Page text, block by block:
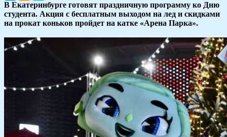
В Екатеринбурге готовят праздничную программу ко Дню
студента. Акция с бесплатным выходом на лед и скидками
на прокат коньков пройдет на катке «Арена Парка».